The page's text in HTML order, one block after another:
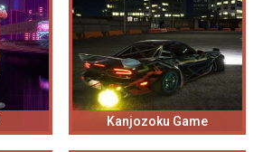
Kanjozoku Game